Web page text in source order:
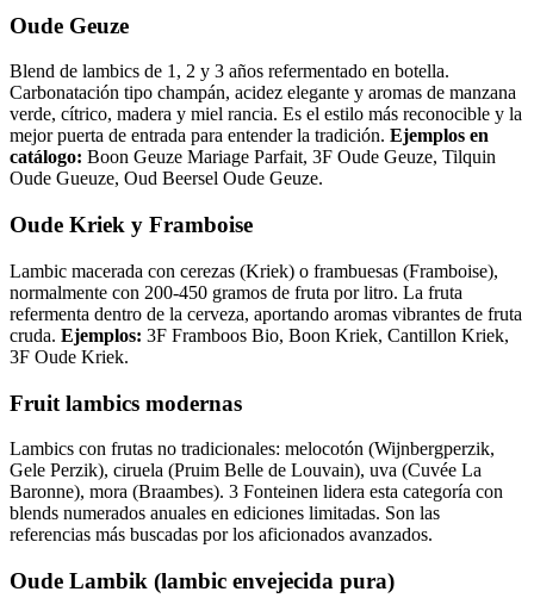
Oude Geuze
Blend de lambics de 1, 2 y 3 años refermentado en botella.
Carbonatación tipo champán, acidez elegante y aromas de manzana
verde, cítrico, madera y miel rancia. Es el estilo más reconocible y la
mejor puerta de entrada para entender la tradición. Ejemplos en
catálogo: Boon Geuze Mariage Parfait, 3F Oude Geuze, Tilquin
Oude Gueuze, Oud Beersel Oude Geuze.
Oude Kriek y Framboise
Lambic macerada con cerezas (Kriek) o frambuesas (Framboise),
normalmente con 200-450 gramos de fruta por litro. La fruta
refermenta dentro de la cerveza, aportando aromas vibrantes de fruta
cruda. Ejemplos: 3F Framboos Bio, Boon Kriek, Cantillon Kriek,
3F Oude Kriek.
Fruit lambics modernas
Lambics con frutas no tradicionales: melocotón (Wijnbergperzik,
Gele Perzik), ciruela (Pruim Belle de Louvain), uva (Cuvée La
Baronne), mora (Braambes). 3 Fonteinen lidera esta categoría con
blends numerados anuales en ediciones limitadas. Son las
referencias más buscadas por los aficionados avanzados.
Oude Lambik (lambic envejecida pura)